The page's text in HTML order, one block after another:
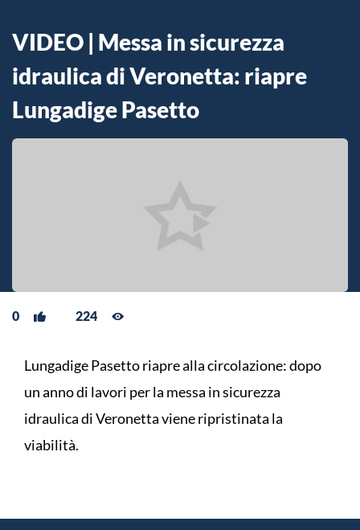
VIDEO | Messa in sicurezza
idraulica di Veronetta: riapre
Lungadige Pasetto
0 224
Lungadige Pasetto riapre alla circolazione: dopo
un anno di lavori per la messa in sicurezza
idraulica di Veronetta viene ripristinata la
viabilità.